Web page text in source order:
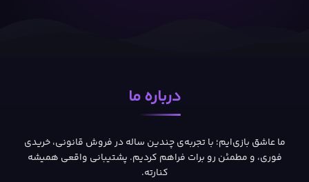
درباره ما
ما عاشق بازی‌ایم؛ با تجربه‌ی چندین ساله در فروش قانونی، خریدی
فوری، و مطمئن رو برات فراهم کردیم. پشتیبانی واقعی همیشه
کنارته.